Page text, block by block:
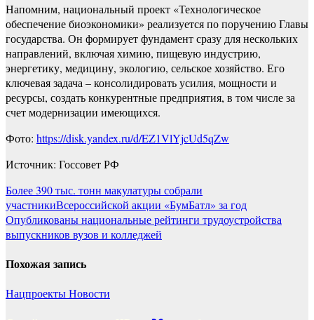
Напомним, национальный проект «Технологическое
обеспечение биоэкономики» реализуется по поручению Главы
государства. Он формирует фундамент сразу для нескольких
направлений, включая химию, пищевую индустрию,
энергетику, медицину, экологию, сельское хозяйство. Его
ключевая задача – консолидировать усилия, мощности и
ресурсы, создать конкурентные предприятия, в том числе за
счет модернизации имеющихся.
Фото: https://disk.yandex.ru/d/EZ1VlYjcUd5qZw
Источник: Госсовет РФ
Навигация
по
записям
Более 390 тыс. тонн макулатуры собрали
участникиВсероссийской акции «БумБатл» за год
Опубликованы национальные рейтинги трудоустройства
выпускников вузов и колледжей
Похожая запись
НацпроектыНовости